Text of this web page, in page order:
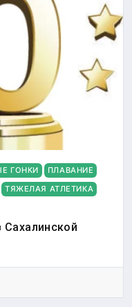
ГОНКИ
ПЛАВАНИЕ
ТЯЖЕЛАЯ АТЛЕТИКА